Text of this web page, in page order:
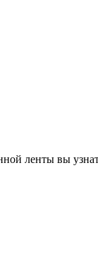
ленты вы